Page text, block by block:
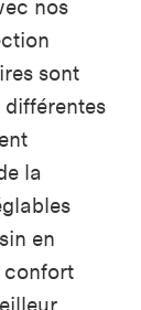
nos
sont
la
en
confort